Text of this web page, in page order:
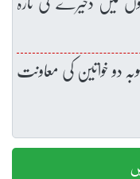
دو خواتین کی معاونت